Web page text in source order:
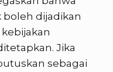
dijadikan
Jika
sebagai